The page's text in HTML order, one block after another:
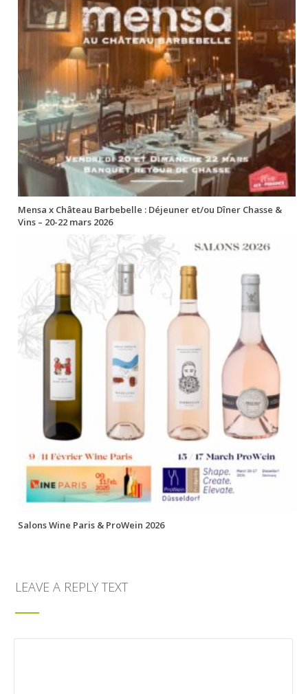
Mensa x Château Barbebelle : Déjeuner et/ou Dîner Chasse &
Vins – 20-22 mars 2026
Salons Wine Paris & ProWein 2026
LEAVE A REPLY TEXT